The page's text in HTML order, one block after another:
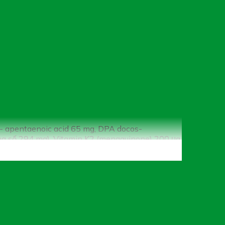
apentaenoic acid 65 mg, DPA docos-
số 294 mg), Vitamin K2 (menaquinone) 200 μg,